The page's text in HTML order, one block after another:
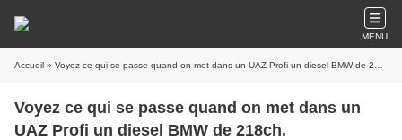
MENU
Accueil » Voyez ce qui se passe quand on met dans un UAZ Profi un diesel BMW de 218ch.
Voyez ce qui se passe quand on met dans un
UAZ Profi un diesel BMW de 218ch.